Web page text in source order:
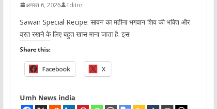
अगस्त 6, 2026 Editor
Sawan Special Recipe: सावन का महीना भगवान शिव की भक्ति और
व्रत रखने के लिए बहुत खास माना जाता है. इस
Share this:
Facebook X
Umh News india